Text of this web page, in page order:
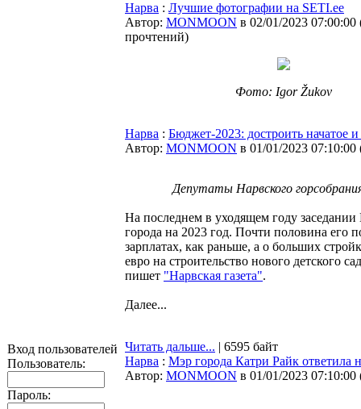
Вход пользователей
Пользователь:
Пароль:
Нарва : Лучшие фотографии на SETI.ee
Автор: MONMOON в 02/01/2023 07:00:00
прочтений)
Фото: Igor Žukov
Нарва : Бюджет-2023: достроить начатое
Автор: MONMOON в 01/01/2023 07:10:00
Депутаты Нарвского
На последнем в уходящем году
города на 2023 год. Почти половина его
зарплатах, как раньше, а о больших
евро на строительство нового детского
пишет "Нарвская газета".
Далее...
Читать дальше... | 6595 байт
Нарва : Мэр города Катри Райк ответила
Автор: MONMOON в 01/01/2023 07:10:00